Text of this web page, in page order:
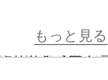
造を一から見直
もっと見る